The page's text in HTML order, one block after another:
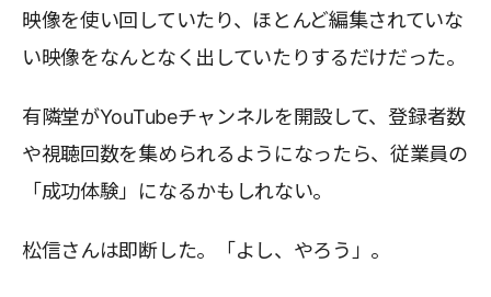
映像を使い回していたり、ほとんど編集されていな
い映像をなんとなく出していたりするだけだった。
有隣堂がYouTubeチャンネルを開設して、登録者数
や視聴回数を集められるようになったら、従業員の
「成功体験」になるかもしれない。
松信さんは即断した。「よし、やろう」。